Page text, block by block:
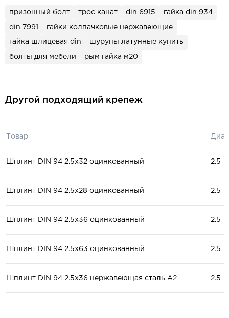
призонный болт трос канат din 6915 гайка din 934
din 7991 гайки колпачковые нержавеющие
гайка шлицевая din шурупы латунные купить
болты для мебели рым гайка м20
Другой подходящий крепеж
Товар
Шплинт DIN 94 2.5x32 оцинкованный 2.5
Шплинт DIN 94 2.5x28 оцинкованный 2.5
Шплинт DIN 94 2.5x36 оцинкованный 2.5
Шплинт DIN 94 2.5x63 оцинкованный 2.5
Шплинт DIN 94 2.5x36 нержавеющая сталь А2 2.5